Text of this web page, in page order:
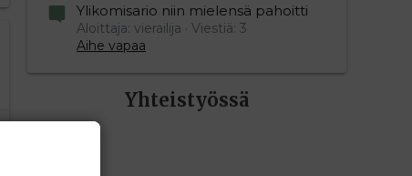
Ylikomisario niin mielensä pahoitti
Aloittaja: vierailija
Viestiä: 3
Aihe vapaa
Yhteistyössä